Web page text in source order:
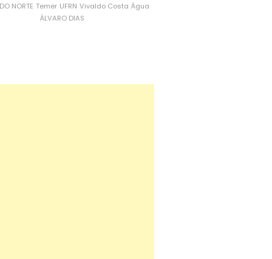
NORTE Temer UFRN Vivaldo Costa Água
ÁLVARO DIAS